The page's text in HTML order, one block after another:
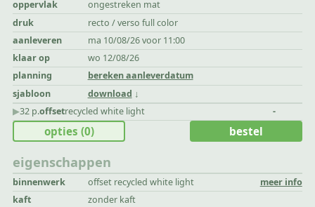
oppervlak
ongestreken mat
druk
recto / verso full color
aanleveren
ma 10/08/26 voor 11:00
klaar op
wo 12/08/26
planning
bereken aanleverdatum
sjabloon
download
▶︎32 p.offsetrecycled white light -
eigenschappen
binnenwerk offset recycled white light
meer info
kaft
zonder kaft
opties (0) bestel